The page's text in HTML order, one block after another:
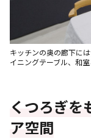
キッチンの奥の廊下に
イニングテーブル、和
くつろぎを
ア空間